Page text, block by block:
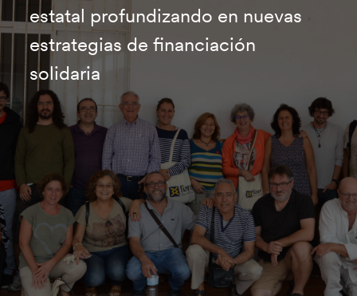
estatal profundizando en nuevas
estrategias de financiación
solidaria